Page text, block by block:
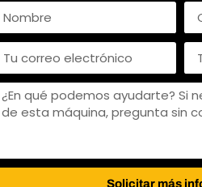
Solicitar más